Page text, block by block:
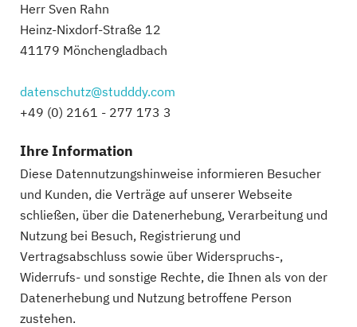
Herr Sven Rahn
Heinz-Nixdorf-Straße 12
41179 Mönchengladbach
datenschutz@studddy.com
+49 (0) 2161 - 277 173 3
Ihre Information
Diese Datennutzungshinweise informieren Besucher
und Kunden, die Verträge auf unserer Webseite
schließen, über die Datenerhebung, Verarbeitung und
Nutzung bei Besuch, Registrierung und
Vertragsabschluss sowie über Widerspruchs-,
Widerrufs- und sonstige Rechte, die Ihnen als von der
Datenerhebung und Nutzung betroffene Person
zustehen.